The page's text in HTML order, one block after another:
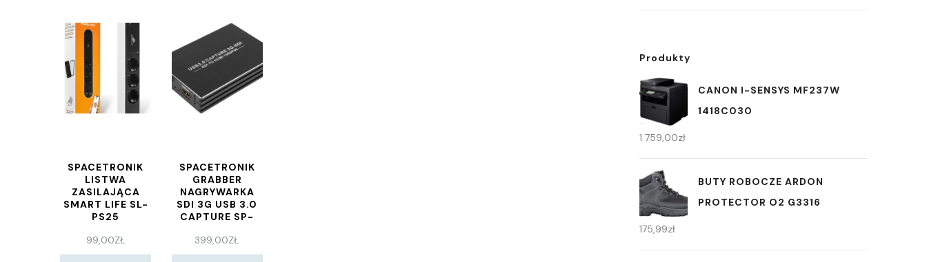
SPACETRONIK
LISTWA
ZASILAJĄCA
SMART LIFE SL-
PS25
99,00ZŁ
SPACETRONIK
GRABBER
NAGRYWARKA
SDI 3G USB 3.0
CAPTURE SP-
399,00ZŁ
Produkty
CANON I-SENSYS MF237W
1418C030
1 759,00zł
BUTY ROBOCZE ARDON
PROTECTOR O2 G3316
175,99zł